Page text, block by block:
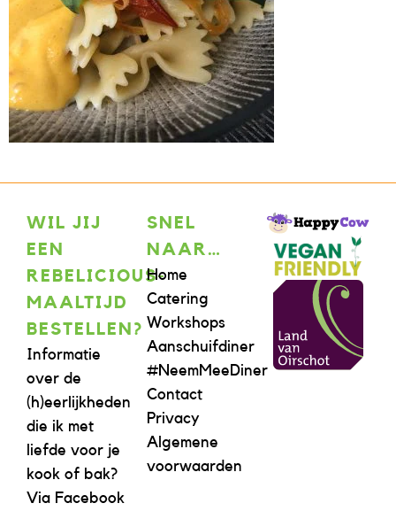
WIL JIJ
EEN
REBELICIOUS-
MAALTIJD
BESTELLEN?
Informatie
over de
(h)eerlijkheden
die ik met
liefde voor je
kook of bak?
Via Facebook
SNEL
NAAR…
Home
Catering
Workshops
Aanschuifdiner
#NeemMeeDiner
Contact
Privacy
Algemene
voorwaarden